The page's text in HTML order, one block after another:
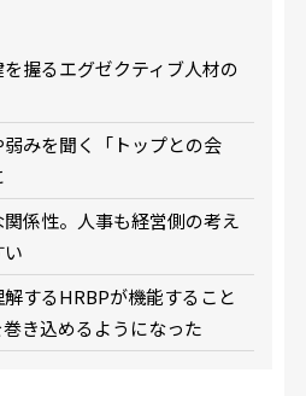
握るエグゼクティブ人材の
みを聞く「トップとの会
係性。人事も経営側の考え
するHRBPが機能すること
き込めるようになった